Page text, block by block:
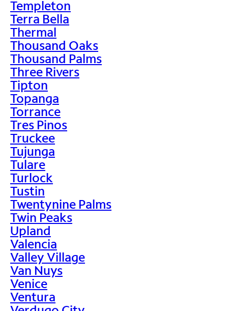
Templeton
Terra Bella
Thermal
Thousand Oaks
Thousand Palms
Three Rivers
Tipton
Topanga
Torrance
Tres Pinos
Truckee
Tujunga
Tulare
Turlock
Tustin
Twentynine Palms
Twin Peaks
Upland
Valencia
Valley Village
Van Nuys
Venice
Ventura